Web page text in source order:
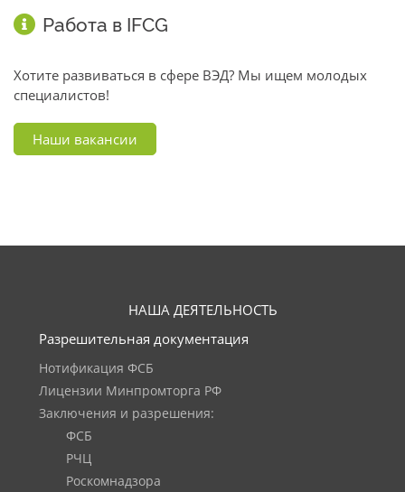
Работа в IFCG
Хотите развиваться в сфере ВЭД? Мы ищем молодых
специалистов!
Наши вакансии
НАША ДЕЯТЕЛЬНОСТЬ
Разрешительная документация
Нотификация ФСБ
Лицензии Минпромторга РФ
Заключения и разрешения:
ФСБ
РЧЦ
Роскомнадзора